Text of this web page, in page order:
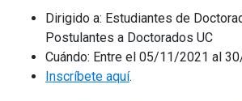
Dirigido a: Estudiantes de
Postulantes a Doctorados UC
Cuándo: Entre el 05/11/2021 al
Inscríbete aquí.